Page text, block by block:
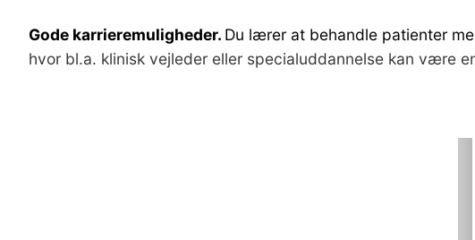
Gode karrieremuligheder. Du lærer at behandle patienter
hvor bl.a. klinisk vejleder eller specialuddannelse kan være